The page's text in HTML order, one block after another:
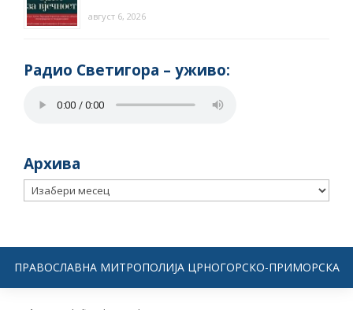
август 6, 2026
Радио Светигора – yживо:
Архива
Архива
ПРАВОСЛАВНА МИТРОПОЛИЈА ЦРНОГОРСКО-ПРИМОРСКА